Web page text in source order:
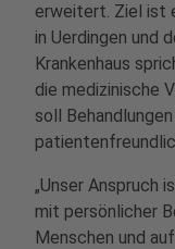
erweitert. Ziel ist
in Uerdingen und
Krankenhaus
die medizinische
soll
„Unser Anspruch
mit persönlicher
Menschen und